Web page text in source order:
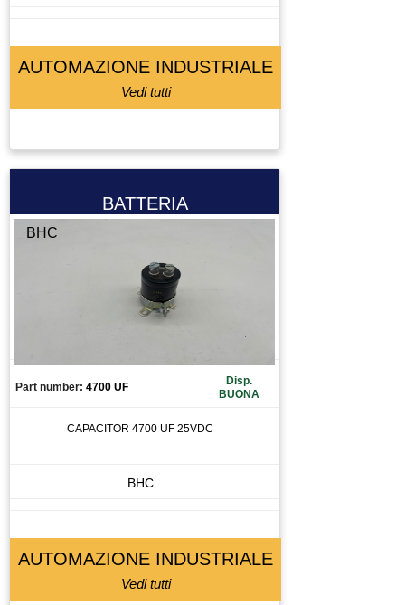
AUTOMAZIONE INDUSTRIALE
Vedi tutti
BATTERIA
BHC
Part number: 4700 UF
Disp.
BUONA
CAPACITOR 4700 UF 25VDC
BHC
AUTOMAZIONE INDUSTRIALE
Vedi tutti